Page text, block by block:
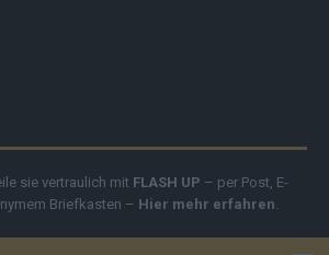
sie vertraulich mit FLASH UP – per Post, E-
Briefkasten – Hier mehr erfahren